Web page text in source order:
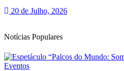
20 de Julho, 2026
Notícias Populares
Eventos